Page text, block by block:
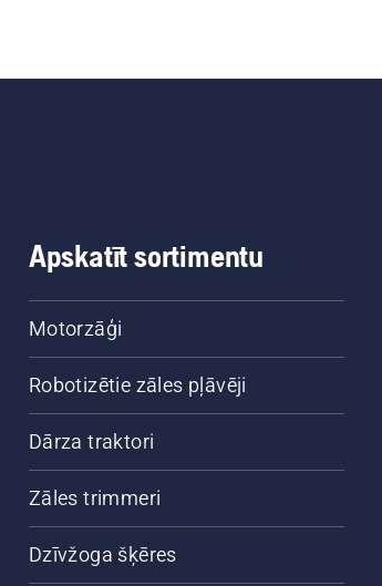
Apskatīt sortimentu
Motorzāģi
Robotizētie zāles pļāvēji
Dārza traktori
Zāles trimmeri
Dzīvžoga šķēres